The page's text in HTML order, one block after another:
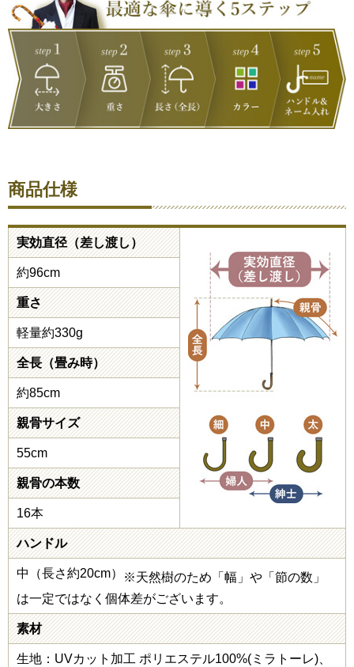
商品仕様
実効直径（差し渡し）
約96cm
重さ
軽量約330g
全長（畳み時）
約85cm
親骨サイズ
55cm
親骨の本数
16本
ハンドル
中（長さ約20cm）
※天然樹のため「幅」や「節の数」
は一定ではなく個体差がございます。
素材
生地：UVカット加工 ポリエステル100%(ミラトーレ)、